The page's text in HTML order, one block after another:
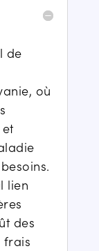
de
où
lien
des
frais